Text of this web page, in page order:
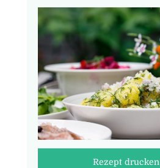
Rezept drucken